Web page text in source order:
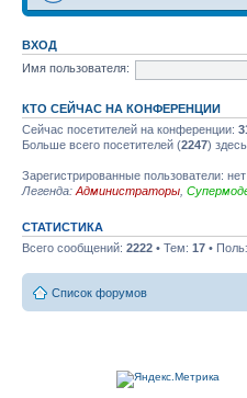
ВХОД
Имя пользователя:
КТО СЕЙЧАС НА КОНФЕРЕНЦИИ
Сейчас посетителей на конференции:
Больше всего посетителей (2247)
Зарегистрированные пользователи:
Легенда: Администраторы
СТАТИСТИКА
Всего сообщений: 2222 • Тем: 17 •
Список форумов